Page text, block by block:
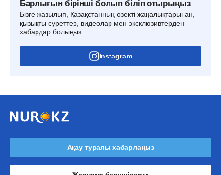
Барлығын бірінші болып біліп отырыңыз
Бізге жазылып, Қазақстанның өзекті жаңалықтарынан,
қызықты суреттер, видеолар мен эксклюзивтерден
хабардар болыңыз.
Instagram
Ақау туралы хабарлаңыз